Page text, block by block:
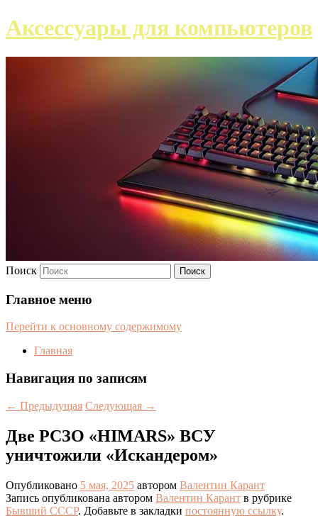
Аксессуары для компьютеров
Поиск
Главное меню
Перейти к основному содержимому
Главная
Навигация по записям
← Предыдущая Следующая →
Две РСЗО «HIMARS» ВСУ
уничтожили «Искандером»
Опубликовано 5 мая, 2025 автором Валентин Карант
Запись опубликована автором Валентин Карант в рубрике
Бывший СССР. Добавьте в закладки постоянную ссылку.